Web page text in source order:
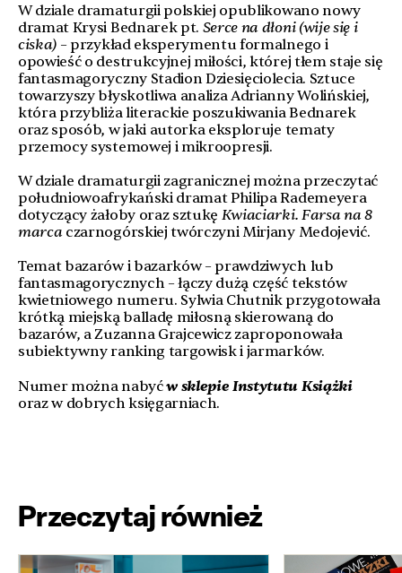
W dziale dramaturgii polskiej opublikowano nowy
dramat Krysi Bednarek pt. Serce na dłoni (wije się i
ciska) – przykład eksperymentu formalnego i
opowieść o destrukcyjnej miłości, której tłem staje się
fantasmagoryczny Stadion Dziesięciolecia. Sztuce
towarzyszy błyskotliwa analiza Adrianny Wolińskiej,
która przybliża literackie poszukiwania Bednarek
oraz sposób, w jaki autorka eksploruje tematy
przemocy systemowej i mikroopresji.
W dziale dramaturgii zagranicznej można przeczytać
południowoafrykański dramat Philipa Rademeyera
dotyczący żałoby oraz sztukę Kwiaciarki. Farsa na 8
marcaczarnogórskiej twórczyni Mirjany Medojević.
Temat bazarów i bazarków – prawdziwych lub
fantasmagorycznych – łączy dużą część tekstów
kwietniowego numeru. Sylwia Chutnik przygotowała
krótką miejską balladę miłosną skierowaną do
bazarów, a Zuzanna Grajcewicz zaproponowała
subiektywny ranking targowisk i jarmarków.
Numer można nabyćw sklepie Instytutu Książki
oraz w dobrych księgarniach.
Przeczytaj również